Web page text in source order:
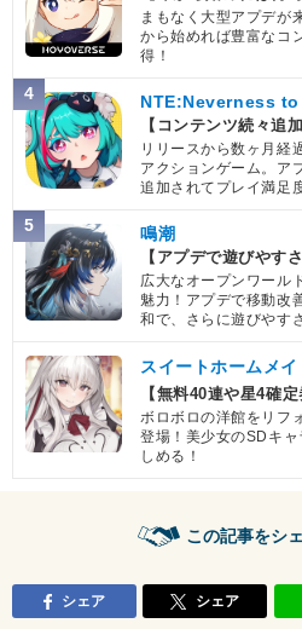
まもなく大型アプデが
から始めれば豊富なコ
得！
4 NTE:Neverness
【コンテンツ続々追
リリースから数ヶ月経
アクションゲーム。ア
追加されてプレイ満足
5 鳴潮
【アプデで遊びやす
広大なオープンワール
魅力！アプデで移動改
和で、さらに遊びやす
スイートホームメイ
【無料40連や星4確
ボロボロの洋館をリフ
登場！美少女のSDキ
しめる！
この記事をシ
シェア シェア